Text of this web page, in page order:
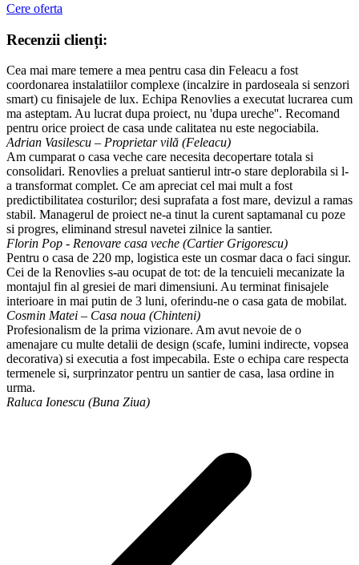
Cere oferta
Recenzii clienți:
Cea mai mare temere a mea pentru casa din Feleacu a fost
coordonarea instalatiilor complexe (incalzire in pardoseala si senzori
smart) cu finisajele de lux. Echipa Renovlies a executat lucrarea cum
ma asteptam. Au lucrat dupa proiect, nu 'dupa ureche''. Recomand
pentru orice proiect de casa unde calitatea nu este negociabila.
Adrian Vasilescu – Proprietar vilă (Feleacu)
Am cumparat o casa veche care necesita decopertare totala si
consolidari. Renovlies a preluat santierul intr-o stare deplorabila si l-
a transformat complet. Ce am apreciat cel mai mult a fost
predictibilitatea costurilor; desi suprafata a fost mare, devizul a ramas
stabil. Managerul de proiect ne-a tinut la curent saptamanal cu poze
si progres, eliminand stresul navetei zilnice la santier.
Florin Pop - Renovare casa veche (Cartier Grigorescu)
Pentru o casa de 220 mp, logistica este un cosmar daca o faci singur.
Cei de la Renovlies s-au ocupat de tot: de la tencuieli mecanizate la
montajul fin al gresiei de mari dimensiuni. Au terminat finisajele
interioare in mai putin de 3 luni, oferindu-ne o casa gata de mobilat.
Cosmin Matei – Casa noua (Chinteni)
Profesionalism de la prima vizionare. Am avut nevoie de o
amenajare cu multe detalii de design (scafe, lumini indirecte, vopsea
decorativa) si executia a fost impecabila. Este o echipa care respecta
termenele si, surprinzator pentru un santier de casa, lasa ordine in
urma.
Raluca Ionescu (Buna Ziua)